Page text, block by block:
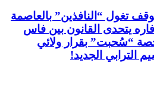
24: من يوقف تغول “النافذين” بالعاصمة
يتحدى القانون بين فاس
“سُحبت” بقرار ولائي
الترابي الجديد!